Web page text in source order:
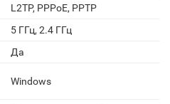
L2TP, PPPoE, PPTP
5 ГГц, 2.4 ГГц
Да
Windows